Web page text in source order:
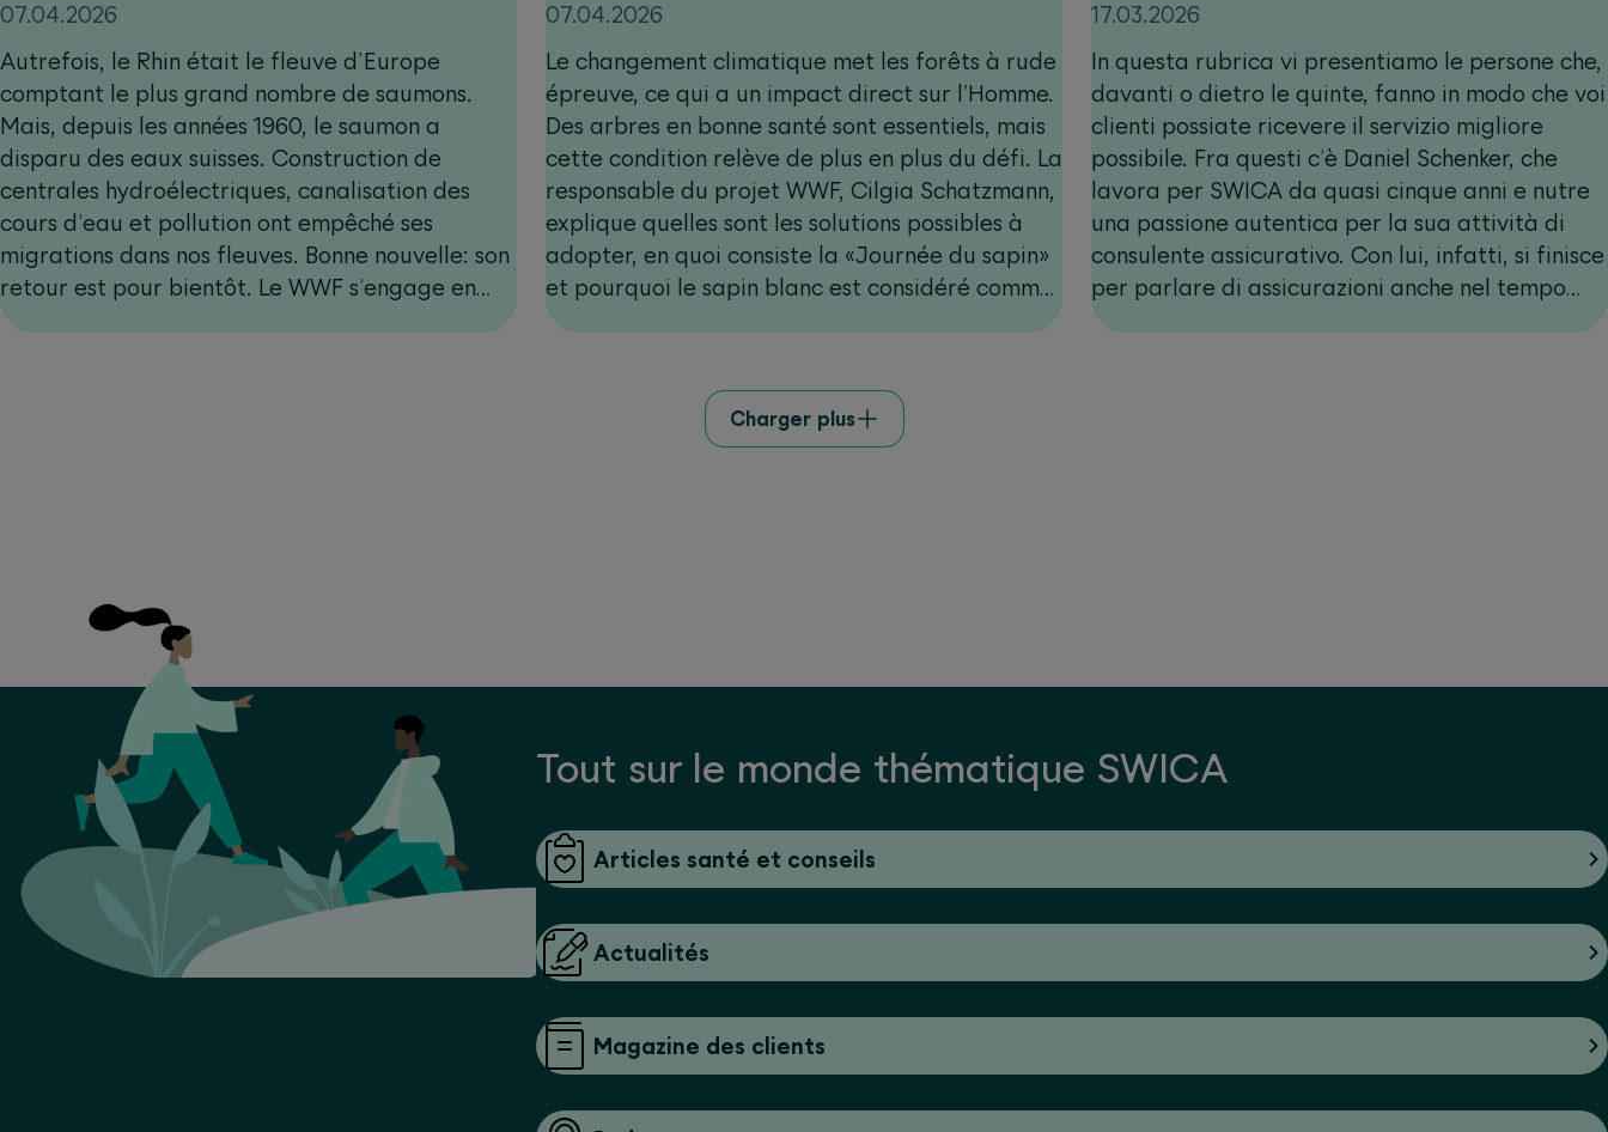
07.04.2026
Autrefois, le Rhin était le fleuve d’Europe
comptant le plus grand nombre de saumons.
Mais, depuis les années 1960, le saumon a
disparu des eaux suisses. Construction de
centrales hydroélectriques, canalisation des
cours d’eau et pollution ont empêché ses
migrations dans nos fleuves. Bonne nouvelle: son
retour est pour bientôt. Le WWF s’engage en
07.04.2026
Le changement climatique met les forêts à rude
épreuve, ce qui a un impact direct sur l'Homme.
Des arbres en bonne santé sont essentiels, mais
cette condition relève de plus en plus du défi. La
responsable du projet WWF, Cilgia Schatzmann,
explique quelles sont les solutions possibles à
adopter, en quoi consiste la «Journée du sapin»
et pourquoi le sapin blanc est considéré comme
17.03.2026
In questa rubrica vi presentiamo le persone che,
davanti o dietro le quinte, fanno in modo che voi
clienti possiate ricevere il servizio migliore
possibile. Fra questi c’è Daniel Schenker, che
lavora per SWICA da quasi cinque anni e nutre
una passione autentica per la sua attività di
consulente assicurativo. Con lui, infatti, si finisce
per parlare di assicurazioni anche nel tempo
Charger plus
Tout sur le monde thématique SWICA
Articles santé et conseils
Actualités
Magazine des clients